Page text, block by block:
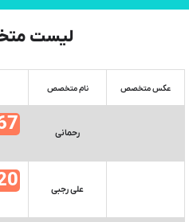
لیست
عکس متخصص نام متخصص
رحمانی
علی رجبی